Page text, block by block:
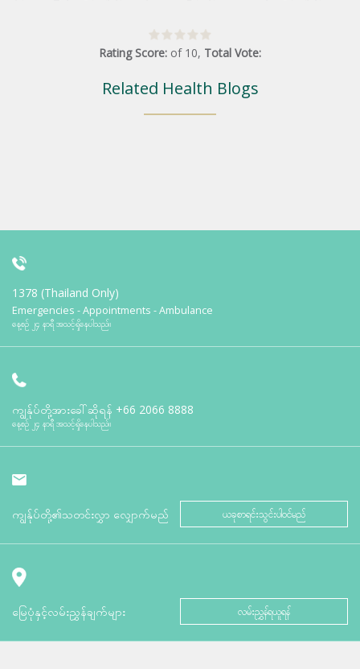
Rating Score: of 10, Total Vote:
Related Health Blogs
1378 (Thailand Only)
Emergencies - Appointments - Ambulance
နေ့စဉ် ၂၄ နာရီ အသင့်ရှိနေပါသည်။
ကျွန်ုပ်တို့အားခေါ်ဆိုရန် +66 2066 8888
နေ့စဉ် ၂၄ နာရီ အသင့်ရှိနေပါသည်။
ကျွန်ုပ်တို့၏သတင်းလွှာ လျှောက်မည် ယခုစာရင်းသွင်းပါဝင်မည်
မြေပုံနှင့်လမ်းညွှန်ချက်များ လမ်းညွှန်ရယူရန်